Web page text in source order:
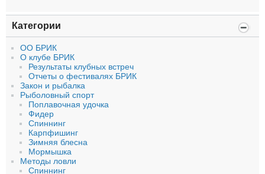
Категории
ОО БРИК
О клубе БРИК
Результаты клубных встреч
Отчеты о фестивалях БРИК
Закон и рыбалка
Рыболовный спорт
Поплавочная удочка
Фидер
Спиннинг
Карпфишинг
Зимняя блесна
Мормышка
Методы ловли
Спиннинг